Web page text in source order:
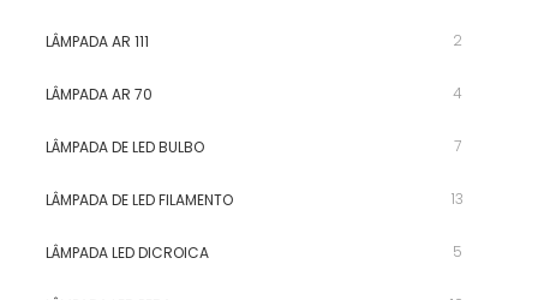
LÂMPADA AR 111 2
LÂMPADA AR 70 4
LÂMPADA DE LED BULBO 7
LÂMPADA DE LED FILAMENTO 13
LÂMPADA LED DICROICA 5